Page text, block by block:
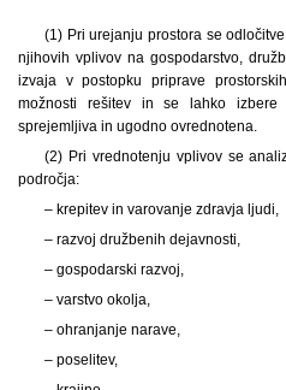
(1) Pri urejanju prostora se
njihovih vplivov na gospodarstvo,
izvaja v postopku priprave
možnosti rešitev in se lahko izbere
sprejemljiva in ugodno ovrednotena.
(2) Pri vrednotenju vplivov se
področja:
– krepitev in varovanje zdravja ljudi,
– razvoj družbenih dejavnosti,
– gospodarski razvoj,
– varstvo okolja,
– ohranjanje narave,
– poselitev,